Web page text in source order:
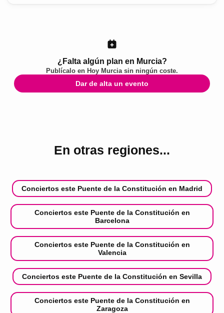
¿Falta algún plan en Murcia?
Publícalo en Hoy Murciasin ningún coste.
Dar de alta un evento
En otras regiones...
Conciertos este Puente de la Constitución en Madrid
Conciertos este Puente de la Constitución en
Barcelona
Conciertos este Puente de la Constitución en
Valencia
Conciertos este Puente de la Constitución en Sevilla
Conciertos este Puente de la Constitución en
Zaragoza